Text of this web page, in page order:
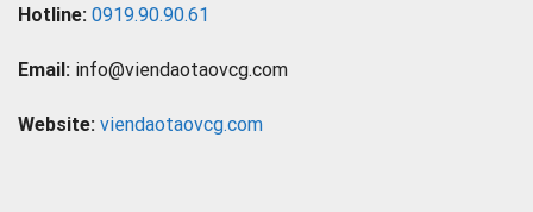
Hotline: 0919.90.90.61
Email: info@viendaotaovcg.com
Website: viendaotaovcg.com